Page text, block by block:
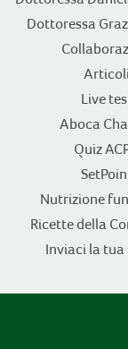
Dottoressa
Live
Aboca
Quiz
Nutrizione
Ricette della
Inviaci la